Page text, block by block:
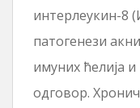
интерлеукин-8
патогенези
имуних ћелија
одговор.